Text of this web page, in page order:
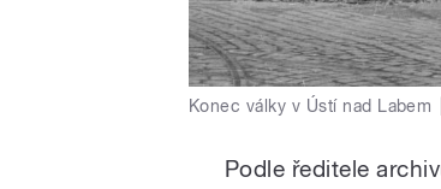
Konec války v Ústí nad Labem
Podle ředitele